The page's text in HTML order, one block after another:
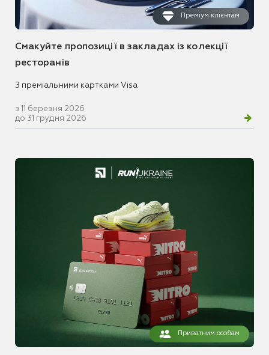
Преміум клієнтам
Смакуйте пропозиції в закладах із колекції
ресторанів
З преміальними картками Visa
з 11 березня 2026
до 31 грудня 2026
Приватним особам